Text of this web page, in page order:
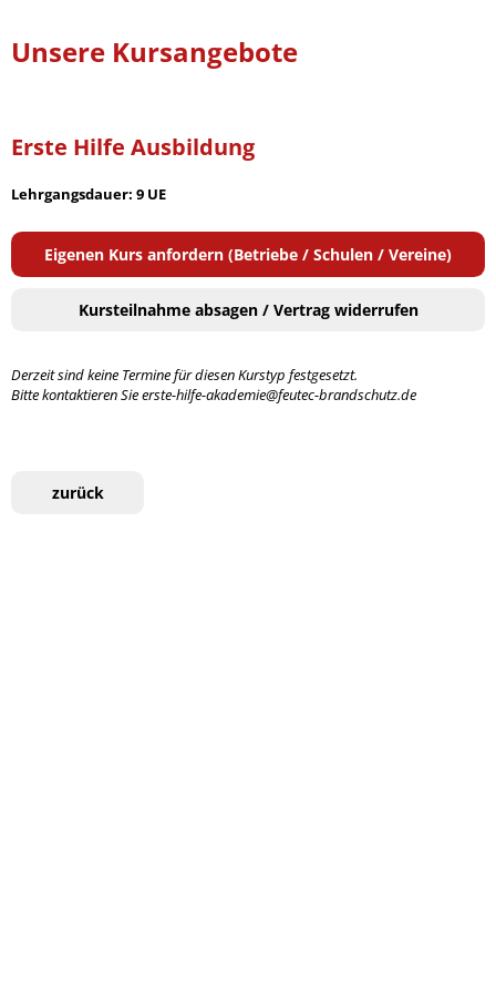
Unsere Kursangebote
Erste Hilfe Ausbildung
Lehrgangsdauer: 9 UE
Eigenen Kurs anfordern (Betriebe / Schulen / Vereine)
Kursteilnahme absagen / Vertrag widerrufen
Derzeit sind keine Termine für diesen Kurstyp festgesetzt.
Bitte kontaktieren Sie erste-hilfe-akademie@feutec-brandschutz.de
zurück